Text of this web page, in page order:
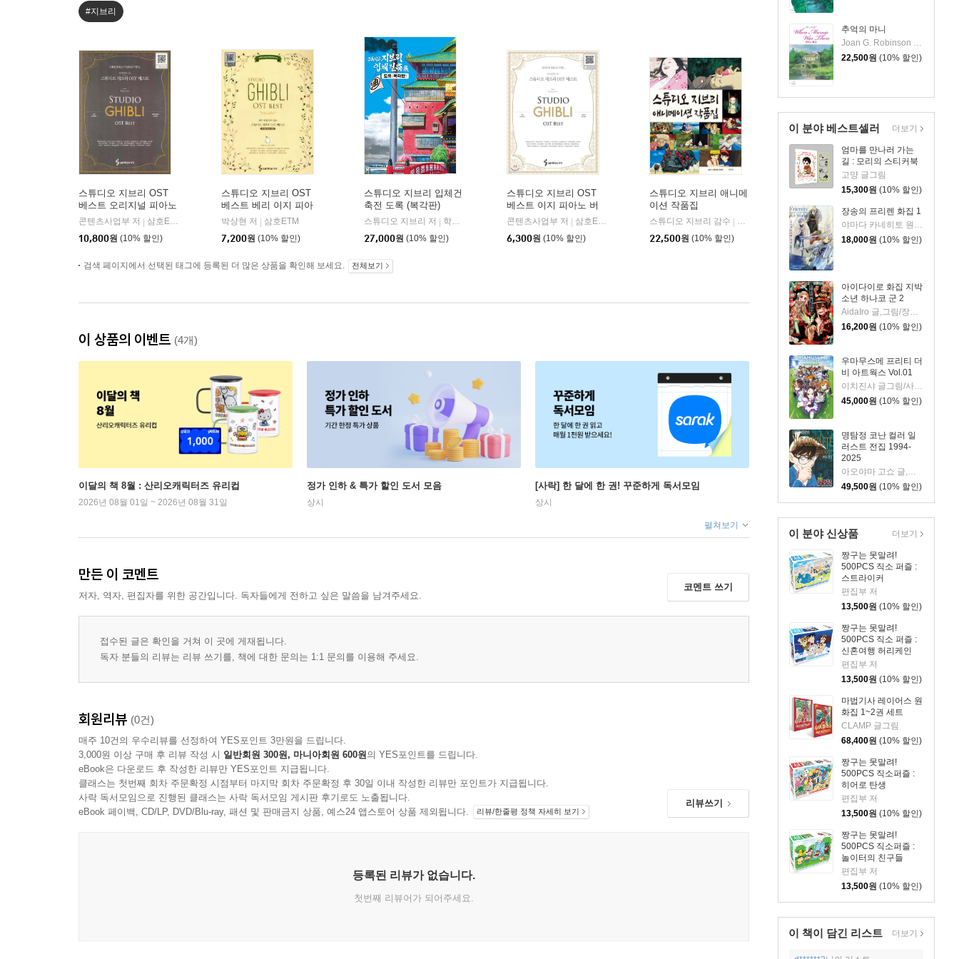
추억의 마니
Joan G. Robinson 원저/Hiromasa Yonebayashi 감독
22,500원 (10% 할인)
이 분야 베스트셀러
엄마를 만나러 가는
길 : 모리의 스티커북
고먕 글그림
15,300원 (10% 할인)
장송의 프리렌 화집 1
18,000원 (10% 할인)
아이다이로 화집 지박
소년 하나코 군 2
AidaIro 글,그림/장혜영 역
16,200원 (10% 할인)
우마무스메 프리티 더
비 아트웍스 Vol.01
이치진샤 글그림/사이게임즈 감수
45,000원 (10% 할인)
명탐정 코난 컬러 일
러스트 전집 1994-
2025
49,500원 (10% 할인)
더보기
이 분야 신상품
짱구는 못말려!
500PCS 직소 퍼즐 :
스트라이커
편집부 저
13,500원 (10% 할인)
짱구는 못말려!
500PCS 직소 퍼즐 :
신혼여행 허리케인
편집부 저
13,500원 (10% 할인)
마법기사 레이어스 원
화집 1~2권 세트
CLAMP 글그림
68,400원 (10% 할인)
짱구는 못말려!
500PCS 직소퍼즐 :
히어로 탄생
편집부 저
13,500원 (10% 할인)
짱구는 못말려!
500PCS 직소퍼즐 :
놀이터의 친구들
편집부 저
13,500원 (10% 할인)
더보기
이 책이 담긴 리스트 더보기
#지브리
스튜디오 지브리 OST
베스트 오리지널 피아노
버전
콘텐츠사업부 저
삼호ETM
10,800원 (10% 할인)
스튜디오 지브리 OST
베스트 베리 이지 피아
노 버전
박상현 저
삼호ETM
7,200원 (10% 할인)
스튜디오 지브리 입체건
축전 도록 (복각판)
스튜디오 지브리 저
학산문화사(단행본)
27,000원 (10% 할인)
스튜디오 지브리 OST
베스트 이지 피아노 버
전
콘텐츠사업부 저
삼호ETM
6,300원 (10% 할인)
스튜디오 지브리 애니메
이션 작품집
스튜디오 지브리 감수
대원앤북(대원씨아이)
22,500원 (10% 할인)
검색 페이지에서 선택된 태그에 등록된 더 많은 상품을 확인해 보세요. 전체보기
이 상품의 이벤트 (4개)
이달의 책 8월 : 산리오캐릭터즈 유리컵
2026년 08월 01일 ~ 2026년 08월 31일
정가 인하 & 특가 할인 도서 모음
상시
[사락] 한 달에 한 권! 꾸준하게 독서모임
상시
펼쳐보기
만든 이 코멘트
저자, 역자, 편집자를 위한 공간입니다. 독자들에게 전하고 싶은 말씀을 남겨주세요.
코멘트 쓰기
접수된 글은 확인을 거쳐 이 곳에 게재됩니다.
독자 분들의 리뷰는 리뷰 쓰기를, 책에 대한 문의는 1:1 문의를 이용해 주세요.
회원리뷰 (0건)
매주 10건의 우수리뷰를 선정하여 YES포인트 3만원을 드립니다.
3,000원 이상 구매 후 리뷰 작성 시 일반회원 300원, 마니아회원 600원의 YES포인트를 드립니다.
eBook은 다운로드 후 작성한 리뷰만 YES포인트 지급됩니다.
클래스는 첫번째 회차 주문확정 시점부터 마지막 회차 주문확정 후 30일 이내 작성한 리뷰만 포인트가 지급됩니다.
사락 독서모임으로 진행된 클래스는 사락 독서모임 게시판 후기로도 노출됩니다.
eBook 페이백, CD/LP, DVD/Blu-ray, 패션 및 판매금지 상품, 예스24 앱스토어 상품 제외됩니다.
리뷰/한줄평 정책 자세히 보기
리뷰쓰기
등록된 리뷰가 없습니다.
첫번째 리뷰어가 되어주세요.